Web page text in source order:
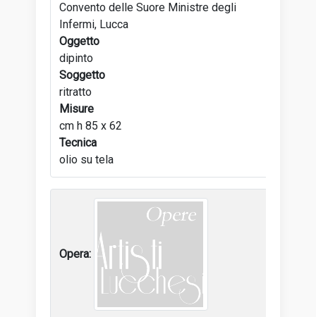
Convento delle Suore Ministre degli
Infermi, Lucca
Oggetto
dipinto
Soggetto
ritratto
Misure
cm h 85 x 62
Tecnica
olio su tela